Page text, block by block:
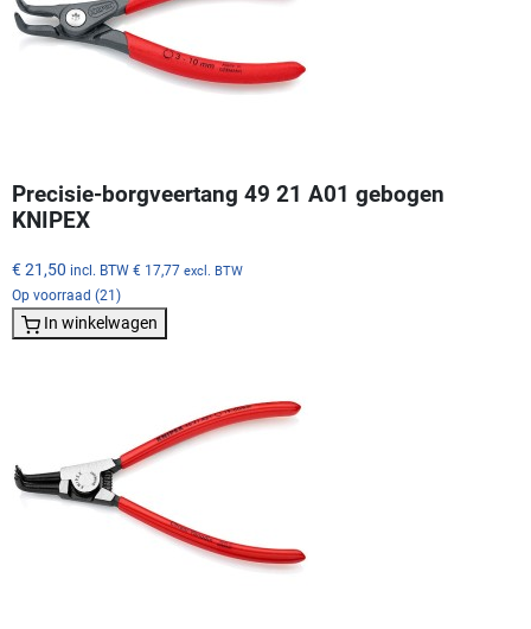
Precisie-borgveertang 49 21 A01 gebogen
KNIPEX
€ 21,50 incl. BTW € 17,77 excl. BTW
Op voorraad (21)
In winkelwagen